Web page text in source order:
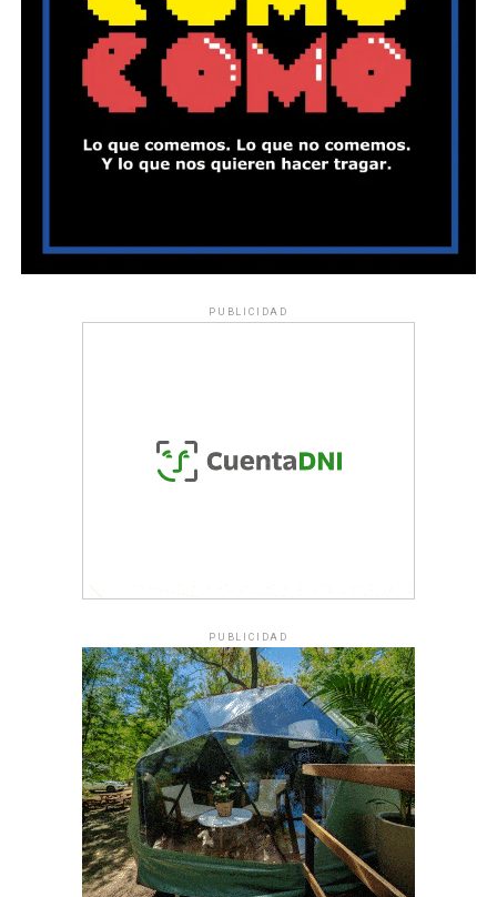
PUBLICIDAD
PUBLICIDAD